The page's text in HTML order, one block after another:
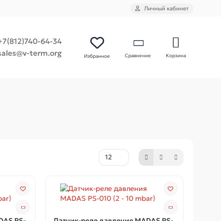
Личный кабинет
64-34
term.org
Избранное Сравнение Корзина